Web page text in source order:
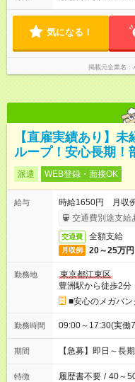
気になる！
掲載元企業名
【直雇実績あり】
ループ！安心長期！
派遣 WEB登録・面接OK
給与
時給1650円 月収
交通費別途支給
交通費 全額支給
月収例 20～25万円
勤務地
東京都江東区
豊洲駅から徒歩2分
■安心のメガバ
勤務時間 09:00～17:30(実
期間 【急募】即日～長
特徴 履歴書不要 / 40～